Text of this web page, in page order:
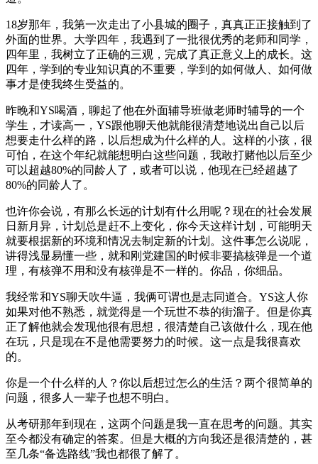
18岁那年，我第一次走出了小县城的圈子，真真正正接触到了
外面的世界。大学四年，我遇到了一批很优秀的老师和同学，
四年里，我树立了正确的三观，完成了真正意义上的成长。这
四年，学到的专业知识真的不重要，学到的如何做人、如何做
事才是使我终生受益的。
昨晚和YS喝酒，聊起了他在外面辅导班做老师时辅导的一个
学生，才读高一，YS跟他聊天他就能很清楚地说出自己以后
想要走什么样的路，以后想成为什么样的人。这样的小孩，很
可怕，在这个年纪就能想明白这些问题，我敢打赌他以后至少
可以超越80%的同龄人了，或者可以说，他现在已经超越了
80%的同龄人了。
也许你会说，有那么长远的计划有什么用呢？现在的社会发展
日新月异，计划总是赶不上变化，你今天这样计划，可能明天
就要根据新的环境和情况去制定新的计划。这件事怎么说呢，
讲得浅显易懂一些，就和刚党建国的时候非要搞核弹是一个道
理，有核弹不用和没有核弹是不一样的。你品，你细品。
我经常和YS聊天吹牛逼，我俩可谓也是志同道合。YS这人你
如果对他不熟悉，就觉得是一个玩世不恭的街溜子。但是你真
正了解他就会发现他很有思想，很清楚自己该做什么，现在他
在玩，只是现在不是他需要努力的时候。这一点是我很喜欢
的。
你是一个什么样的人？你以后想过怎么的生活？两个很简单的
问题，很多人一辈子也想不明白。
从考研那年到现在，这两个问题是我一直在思考的问题。其实
至今都没有确定的答案。但是大概的方向我还是很清楚的，甚
至几条“备选路线”我也都很了解了。